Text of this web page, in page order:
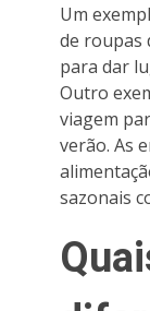
Um
de roupas
para dar
Outro
viagem
verão. As
sazonais